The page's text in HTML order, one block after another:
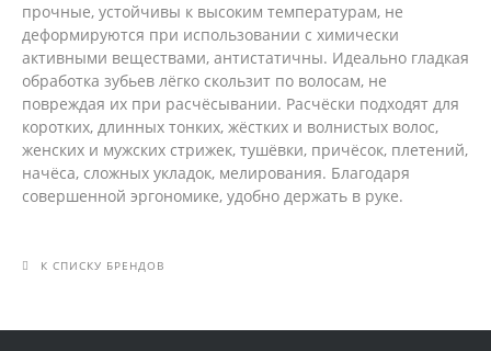
прочные, устойчивы к высоким температурам, не
деформируются при использовании с химически
активными веществами, антистатичны. Идеально гладкая
обработка зубьев лёгко скользит по волосам, не
повреждая их при расчёсывании. Расчёски подходят для
коротких, длинных тонких, жёстких и волнистых волос,
женских и мужских стрижек, тушёвки, причёсок, плетений,
начёса, сложных укладок, мелирования. Благодаря
совершенной эргономике, удобно держать в руке.
К СПИСКУ БРЕНДОВ